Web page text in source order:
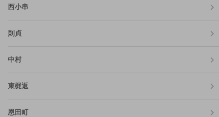
西小串
則貞
中村
東梶返
恩田町